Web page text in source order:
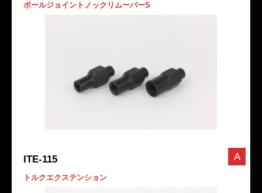
ボールジョイントノックリムーバーS
ITE-115
トルクエクステンション
A